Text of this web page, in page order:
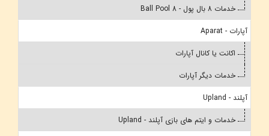
خدمات 8 بال پول - 8 Ball Pool
آپارات - Aparat
اکانت یا کانال آپارات
خدمات دیگر آپارات
آپلند - Upland
خدمات و ایتم های بازی آپلند - Upland